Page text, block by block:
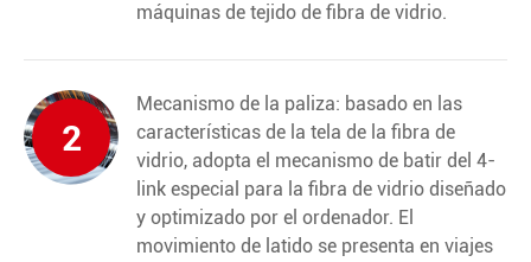
máquinas de tejido de fibra de vidrio.
2
Mecanismo de la paliza: basado en las
características de la tela de la fibra de
vidrio, adopta el mecanismo de batir del 4-
link especial para la fibra de vidrio diseñado
y optimizado por el ordenador. El
movimiento de latido se presenta en viajes